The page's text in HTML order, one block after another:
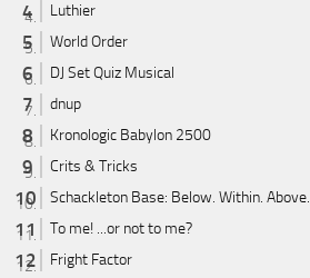
Luthier
World Order
DJ Set Quiz Musical
dnup
Kronologic Babylon 2500
Crits & Tricks
Schackleton Base: Below. Within. Above.
To me! ...or not to me?
Fright Factor